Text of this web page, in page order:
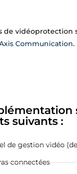
de vidéoprotection
Communication.
suivants :
de gestion vidéo
connectées